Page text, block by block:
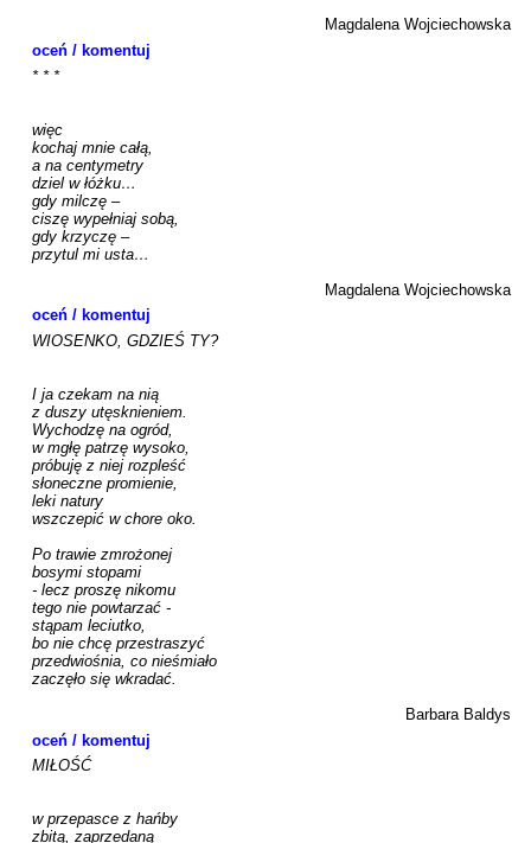
Magdalena Wojciechowska
oceń / komentuj
* * *
więc
kochaj mnie całą,
a na centymetry
dziel w łóżku…
gdy milczę –
ciszę wypełniaj sobą,
gdy krzyczę –
przytul mi usta…
Magdalena Wojciechowska
oceń / komentuj
WIOSENKO, GDZIEŚ TY?
I ja czekam na nią
z duszy utęsknieniem.
Wychodzę na ogród,
w mgłę patrzę wysoko,
próbuję z niej rozpleść
słoneczne promienie,
leki natury
wszczepić w chore oko.
Po trawie zmrożonej
bosymi stopami
- lecz proszę nikomu
tego nie powtarzać -
stąpam leciutko,
bo nie chcę przestraszyć
przedwiośnia, co nieśmiało
zaczęło się wkradać.
Barbara Baldys
oceń / komentuj
MIŁOŚĆ
w przepasce z hańby
zbitą, zaprzedaną